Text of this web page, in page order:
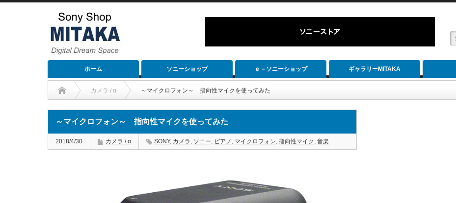
ホーム ソニーショップ ｅ－ソニーショップ ギャラリーMITAKA
カメラ / α ～マイクロフォン～ 指向性マイクを使ってみた
～マイクロフォン～ 指向性マイクを使ってみた
2018/4/30 カメラ / α SONY, カメラ , ソニー, ピアノ , マイクロフォン, 指向性マイク , 音楽